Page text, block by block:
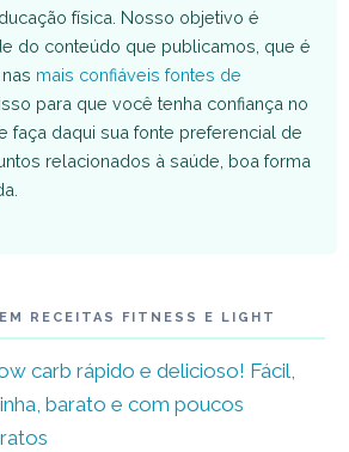
física. Nosso objetivo é
do conteúdo que publicamos, que é
mais confiáveis fontes de
isso para que você tenha confiança no
faça daqui sua fonte preferencial de
relacionados à saúde, boa forma
RECEITAS FITNESS E LIGHT
carb rápido e delicioso! Fácil,
barato e com poucos